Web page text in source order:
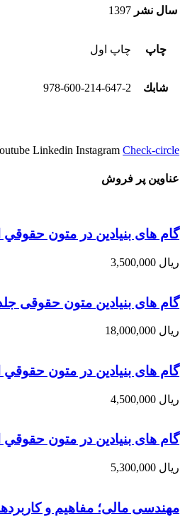
سال نشر 1397
چاپ چاپ اول
شابك 978-600-214-647-2
Linkedin Instagram Check-circle
عناوین پر فروش
گام های بنیادین در متون
ریال
گام های بنیادین متون حقوقی
ریال
گام های بنیادین در متون
ریال
گام های بنیادین در متون
ریال
مهندسی مالی؛ مفاهیم و